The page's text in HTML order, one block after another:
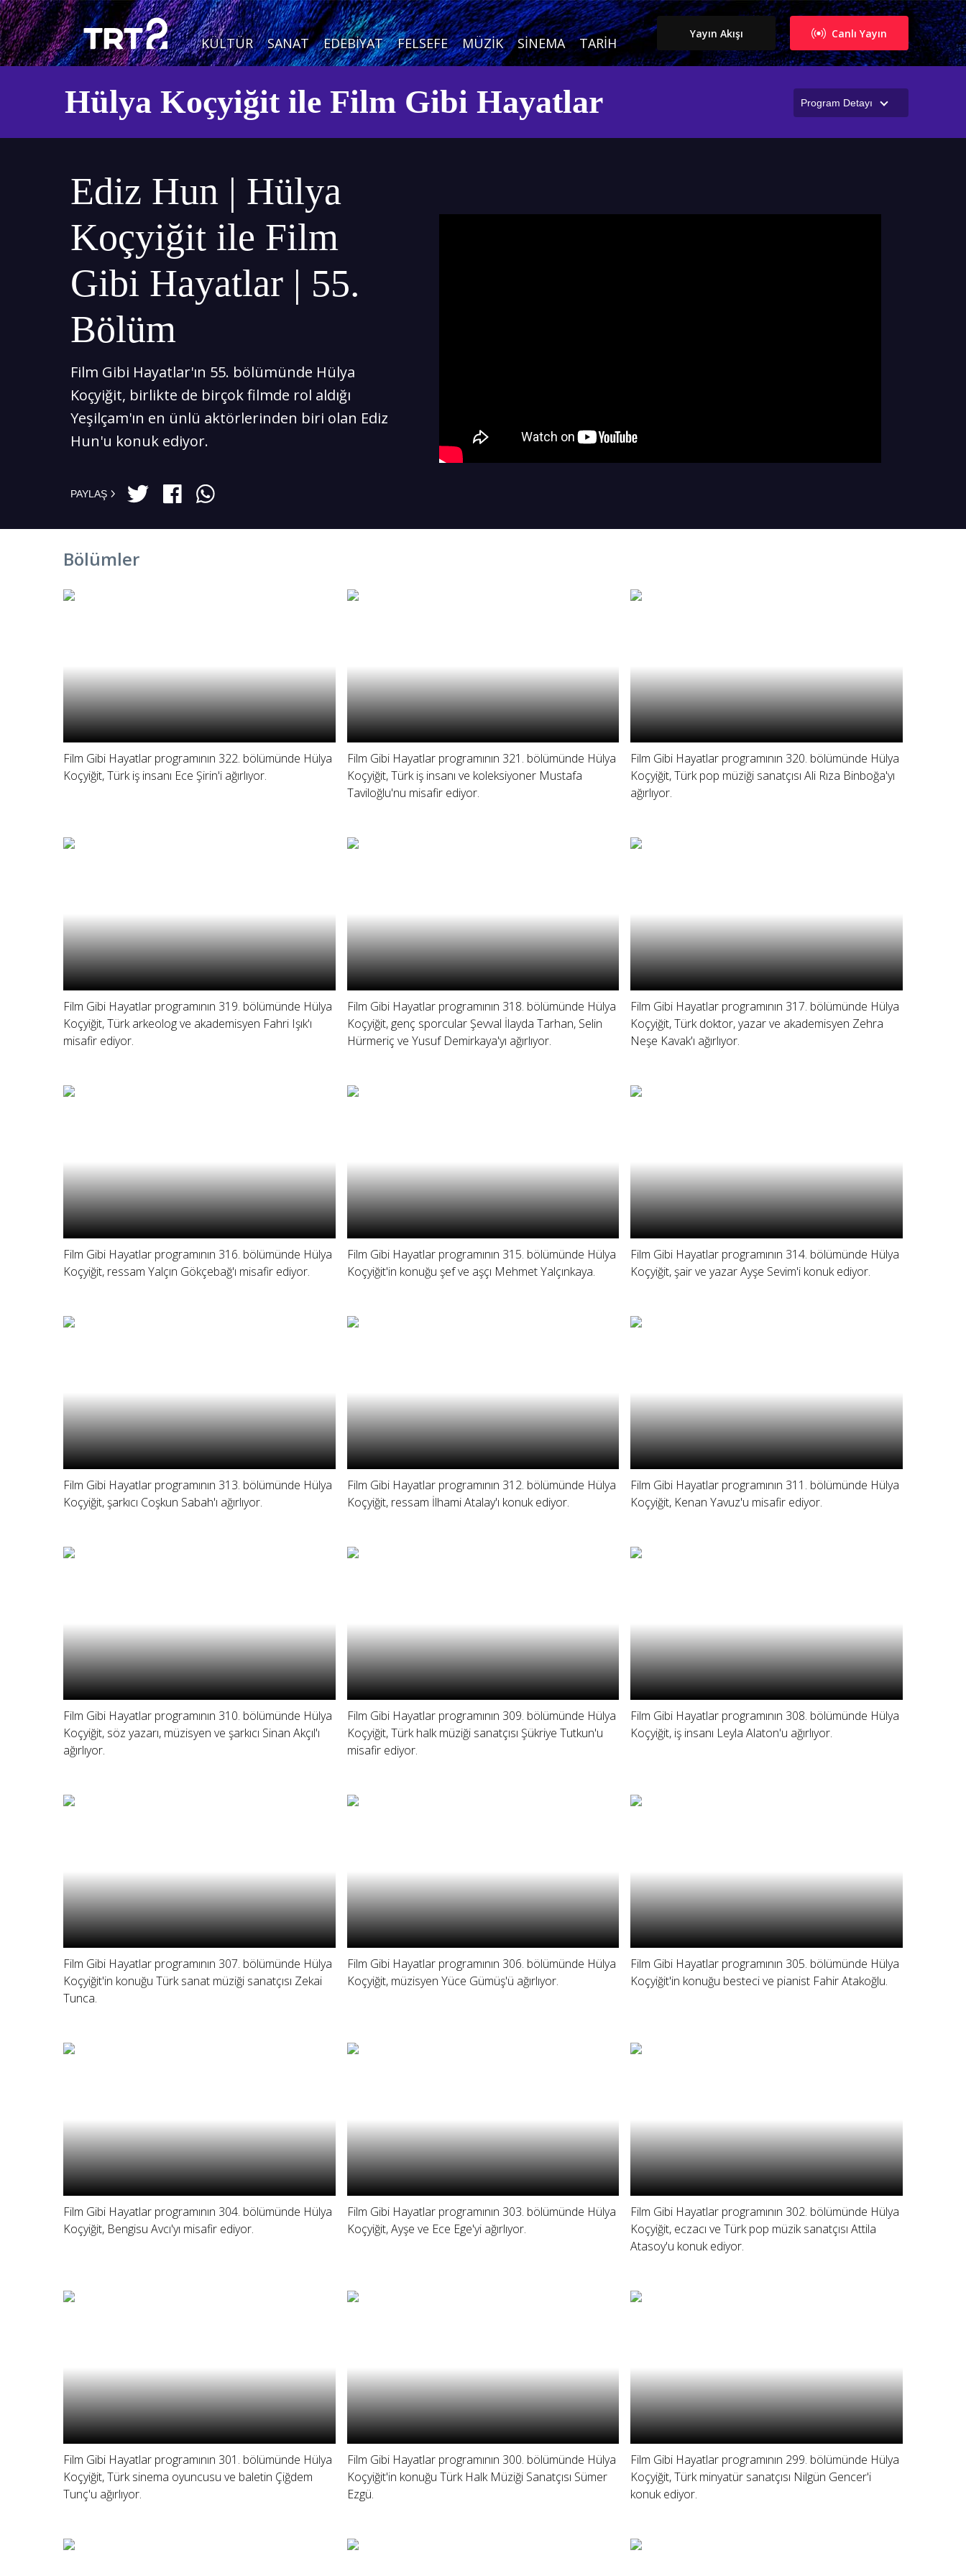
KÜLTÜR SANAT EDEBIYAT FELSEFE MÜZIK SINEMA TARIH
Canlı Yayın
Yayın Akışı
Program Detayı
Hülya Koçyiğit ile Film Gibi Hayatlar
Ediz Hun | Hülya
Koçyiğit ile Film
Gibi Hayatlar | 55.
Bölüm
Film Gibi Hayatlar'ın 55. bölümünde Hülya
Koçyiğit, birlikte de birçok filmde rol aldığı
Yeşilçam'ın en ünlü aktörlerinden biri olan Ediz
Hun'u konuk ediyor.
PAYLAŞ
Bölümler
Film Gibi Hayatlar programının 322. bölümünde Hülya
Koçyiğit, Türk iş insanı Ece Şirin'i ağırlıyor.
Film Gibi Hayatlar programının 321. bölümünde Hülya
Koçyiğit, Türk iş insanı ve koleksiyoner Mustafa
Taviloğlu'nu misafir ediyor.
Film Gibi Hayatlar programının 320. bölümünde Hülya
Koçyiğit, Türk pop müziği sanatçısı Ali Rıza Binboğa'yı
ağırlıyor.
Film Gibi Hayatlar programının 319. bölümünde Hülya
Koçyiğit, Türk arkeolog ve akademisyen Fahri Işık'ı
misafir ediyor.
Film Gibi Hayatlar programının 318. bölümünde Hülya
Koçyiğit, genç sporcular Şevval İlayda Tarhan, Selin
Hürmeriç ve Yusuf Demirkaya'yı ağırlıyor.
Film Gibi Hayatlar programının 317. bölümünde Hülya
Koçyiğit, Türk doktor, yazar ve akademisyen Zehra
Neşe Kavak'ı ağırlıyor.
Film Gibi Hayatlar programının 316. bölümünde Hülya
Koçyiğit, ressam Yalçın Gökçebağ'ı misafir ediyor.
Film Gibi Hayatlar programının 315. bölümünde Hülya
Koçyiğit'in konuğu şef ve aşçı Mehmet Yalçınkaya.
Film Gibi Hayatlar programının 314. bölümünde Hülya
Koçyiğit, şair ve yazar Ayşe Sevim'i konuk ediyor.
Film Gibi Hayatlar programının 313. bölümünde Hülya
Koçyiğit, şarkıcı Coşkun Sabah'ı ağırlıyor.
Film Gibi Hayatlar programının 312. bölümünde Hülya
Koçyiğit, ressam İlhami Atalay'ı konuk ediyor.
Film Gibi Hayatlar programının 311. bölümünde Hülya
Koçyiğit, Kenan Yavuz'u misafir ediyor.
Film Gibi Hayatlar programının 310. bölümünde Hülya
Koçyiğit, söz yazarı, müzisyen ve şarkıcı Sinan Akçıl'ı
ağırlıyor.
Film Gibi Hayatlar programının 309. bölümünde Hülya
Koçyiğit, Türk halk müziği sanatçısı Şükriye Tutkun'u
misafir ediyor.
Film Gibi Hayatlar programının 308. bölümünde Hülya
Koçyiğit, iş insanı Leyla Alaton'u ağırlıyor.
Film Gibi Hayatlar programının 307. bölümünde Hülya
Koçyiğit'in konuğu Türk sanat müziği sanatçısı Zekai
Tunca.
Film Gibi Hayatlar programının 306. bölümünde Hülya
Koçyiğit, müzisyen Yüce Gümüş'ü ağırlıyor.
Film Gibi Hayatlar programının 305. bölümünde Hülya
Koçyiğit'in konuğu besteci ve pianist Fahir Atakoğlu.
Film Gibi Hayatlar programının 304. bölümünde Hülya
Koçyiğit, Bengisu Avcı'yı misafir ediyor.
Film Gibi Hayatlar programının 303. bölümünde Hülya
Koçyiğit, Ayşe ve Ece Ege'yi ağırlıyor.
Film Gibi Hayatlar programının 302. bölümünde Hülya
Koçyiğit, eczacı ve Türk pop müzik sanatçısı Attila
Atasoy'u konuk ediyor.
Film Gibi Hayatlar programının 301. bölümünde Hülya
Koçyiğit, Türk sinema oyuncusu ve baletin Çiğdem
Tunç'u ağırlıyor.
Film Gibi Hayatlar programının 300. bölümünde Hülya
Koçyiğit'in konuğu Türk Halk Müziği Sanatçısı Sümer
Ezgü.
Film Gibi Hayatlar programının 299. bölümünde Hülya
Koçyiğit, Türk minyatür sanatçısı Nilgün Gencer'i
konuk ediyor.